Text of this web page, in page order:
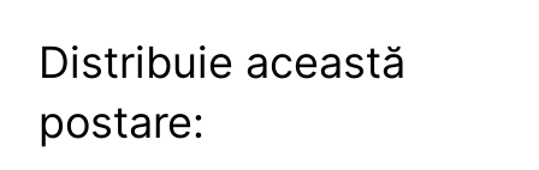
Distribuie această
postare: